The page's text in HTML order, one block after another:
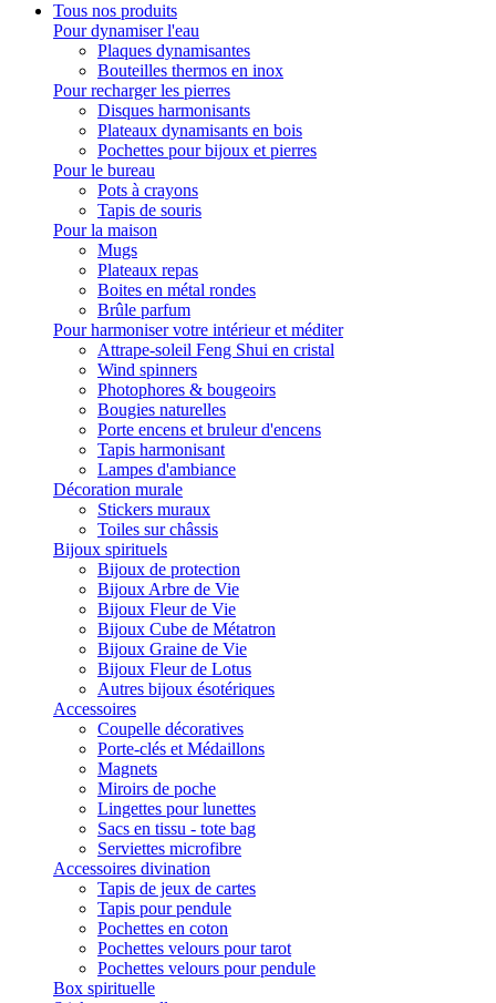
Tous nos produits
Pour dynamiser l'eau
Plaques dynamisantes
Bouteilles thermos en inox
Pour recharger les pierres
Disques harmonisants
Plateaux dynamisants en bois
Pochettes pour bijoux et pierres
Pour le bureau
Pots à crayons
Tapis de souris
Pour la maison
Mugs
Plateaux repas
Boites en métal rondes
Brûle parfum
Pour harmoniser votre intérieur et méditer
Attrape-soleil Feng Shui en cristal
Wind spinners
Photophores & bougeoirs
Bougies naturelles
Porte encens et bruleur d'encens
Tapis harmonisant
Lampes d'ambiance
Décoration murale
Stickers muraux
Toiles sur châssis
Bijoux spirituels
Bijoux de protection
Bijoux Arbre de Vie
Bijoux Fleur de Vie
Bijoux Cube de Métatron
Bijoux Graine de Vie
Bijoux Fleur de Lotus
Autres bijoux ésotériques
Accessoires
Coupelle décoratives
Porte-clés et Médaillons
Magnets
Miroirs de poche
Lingettes pour lunettes
Sacs en tissu - tote bag
Serviettes microfibre
Accessoires divination
Tapis de jeux de cartes
Tapis pour pendule
Pochettes en coton
Pochettes velours pour tarot
Pochettes velours pour pendule
Box spirituelle